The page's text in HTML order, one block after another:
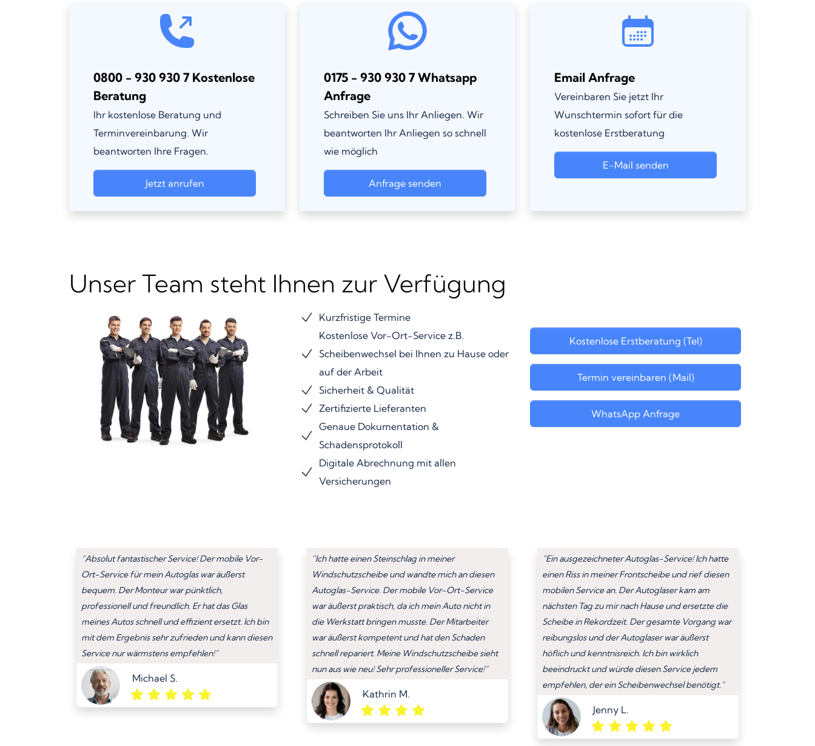
0800 - 930 930 7 Kostenlose
Beratung
Ihr kostenlose Beratung und
Terminvereinbarung. Wir
beantworten Ihre Fragen.
Jetzt anrufen
0175 - 930 930 7 Whatsapp
Anfrage
Schreiben Sie uns Ihr Anliegen. Wir
beantworten Ihr Anliegen so schnell
wie möglich
Anfrage senden
Email Anfrage
Vereinbaren Sie jetzt Ihr
Wunschtermin sofort für die
kostenlose Erstberatung
E-Mail senden
Unser Team steht Ihnen zur Verfügung
Kurzfristige Termine
Kostenlose Vor-Ort-Service z.B.
Scheibenwechsel bei Ihnen zu Hause oder
auf der Arbeit
Sicherheit & Qualität
Zertifizierte Lieferanten
Genaue Dokumentation &
Schadensprotokoll
Digitale Abrechnung mit allen
Versicherungen
Kostenlose Erstberatung (Tel)
Termin vereinbaren (Mail)
WhatsApp Anfrage
“Absolut fantastischer Service! Der mobile Vor-
Ort-Service für mein Autoglas war äußerst
bequem. Der Monteur war pünktlich,
professionell und freundlich. Er hat das Glas
meines Autos schnell und effizient ersetzt. Ich bin
mit dem Ergebnis sehr zufrieden und kann diesen
Service nur wärmstens empfehlen!”
Michael S.
“Ich hatte einen Steinschlag in meiner
Windschutzscheibe und wandte mich an diesen
Autoglas-Service. Der mobile Vor-Ort-Service
war äußerst praktisch, da ich mein Auto nicht in
die Werkstatt bringen musste. Der Mitarbeiter
war äußerst kompetent und hat den Schaden
schnell repariert. Meine Windschutzscheibe sieht
nun aus wie neu! Sehr professioneller Service!”
Kathrin M.
“Ein ausgezeichneter Autoglas-Service! Ich hatte
einen Riss in meiner Frontscheibe und rief diesen
mobilen Service an. Der Autoglaser kam am
nächsten Tag zu mir nach Hause und ersetzte die
Scheibe in Rekordzeit. Der gesamte Vorgang war
reibungslos und der Autoglaser war äußerst
höflich und kenntnisreich. Ich bin wirklich
beeindruckt und würde diesen Service jedem
empfehlen, der ein Scheibenwechsel benötigt.”
Jenny L.